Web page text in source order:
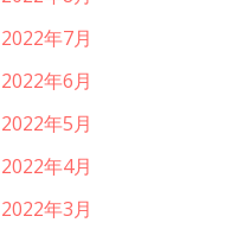
2022年7月
2022年6月
2022年5月
2022年4月
2022年3月